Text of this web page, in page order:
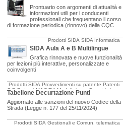
Prontuario con argomenti di attualità e
informazioni utili per i conducenti
professionali che frequentano il corso
di formazione periodica (rinnovo) della CQC
Prodotti SIDA SIDA Informatica
SIDA Aula A e B Multilingue
Grafica rinnovata e nuove funzionalità
per lezioni più interattive, personalizzate e
coinvolgenti
Prodotti SIDA Provvedimenti su patente Patenti
C-D Patenti AM SIDA Modulistica e Oggettistica
Tabellone Decurtazione Punti
Aggiornato alle sanzioni del nuovo Codice della
Strada (Legge n. 177 del 25/11/2024)
Prodotti SIDA Gestionali e Comun. telematica